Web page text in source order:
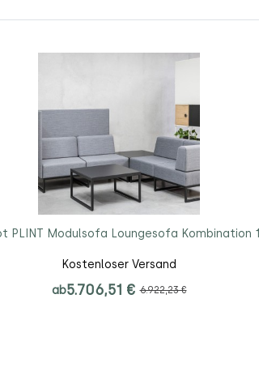
PLINT Modulsofa Loungesofa Kombination 1
Kostenloser Versand
ab5.706,51 € 6.922,23 €